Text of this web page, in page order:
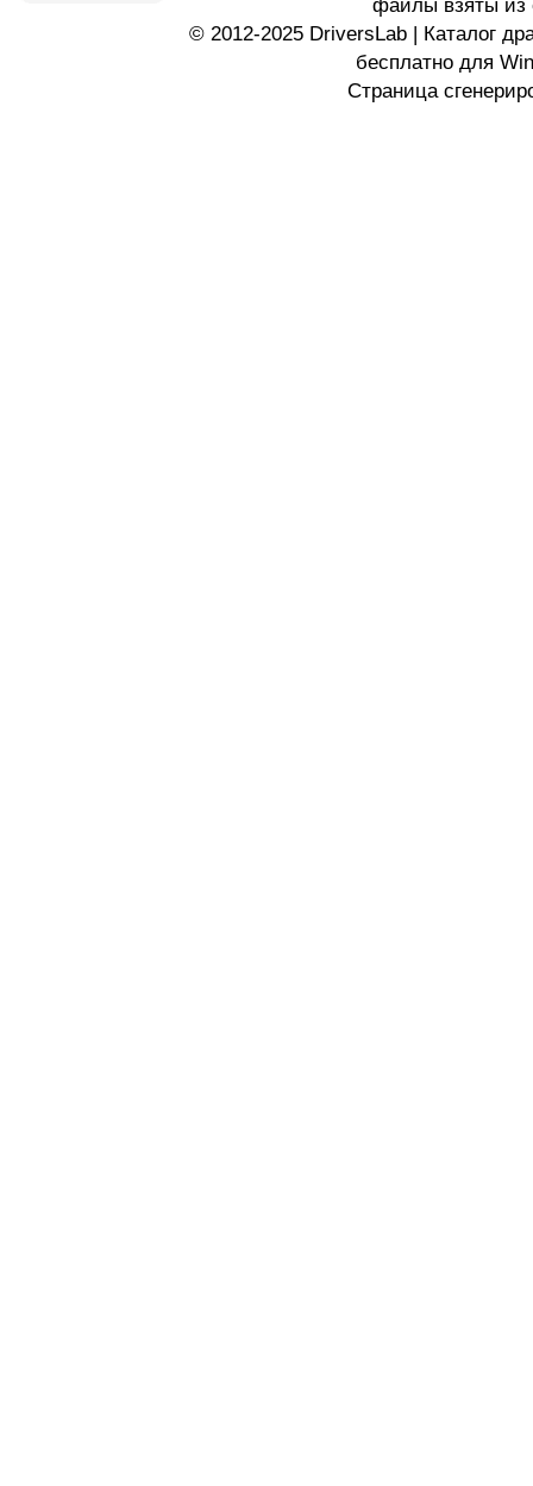
файлы взяты из
© 2012-2025 DriversLab | Каталог
бесплатно для
Страница